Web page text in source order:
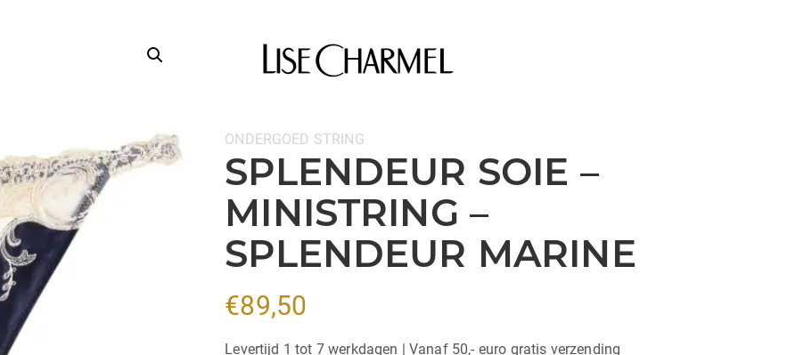
Categorieën:
ONDERGOED STRING
SPLENDEUR SOIE –
MINISTRING –
SPLENDEUR MARINE
€89,50
Levertijd 1 tot 7 werkdagen | Vanaf 50,- euro gratis verzending